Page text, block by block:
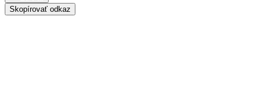
Skopírovať odkaz